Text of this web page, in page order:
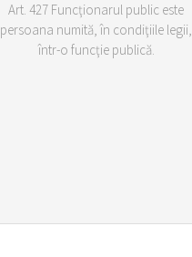
Art. 427 Funcţionarul public este
persoana numită, în condiţiile legii,
într-o funcţie publică.